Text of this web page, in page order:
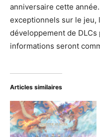
anniversaire cette
exceptionnels sur le jeu,
développement de DLCs
informations seront
Articles similaires